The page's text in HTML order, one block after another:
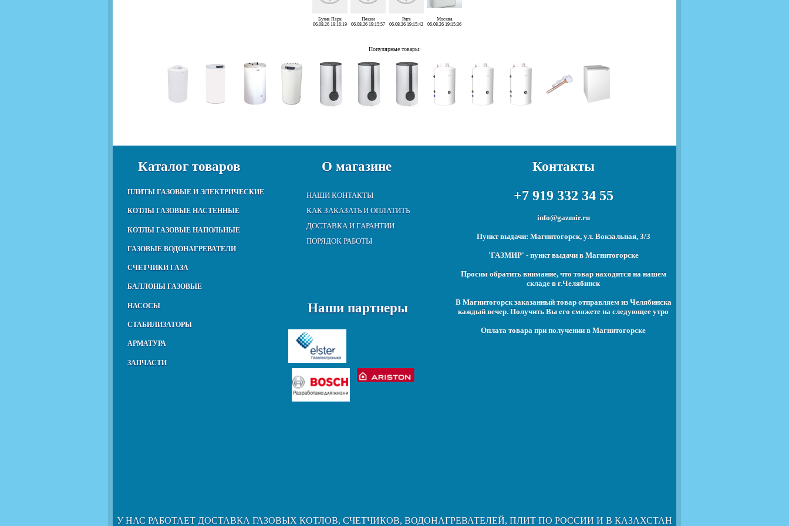
Буэна Парк
06.08.26 19:16:19
Пекин
06.08.26 19:15:57
Рига
06.08.26 19:15:42
Москва
06.08.26 19:15:36
Популярные товары:
Каталог товаров
ПЛИТЫ ГАЗОВЫЕ И ЭЛЕКТРИЧЕСКИЕ
КОТЛЫ ГАЗОВЫЕ НАСТЕННЫЕ
КОТЛЫ ГАЗОВЫЕ НАПОЛЬНЫЕ
ГАЗОВЫЕ ВОДОНАГРЕВАТЕЛИ
СЧЕТЧИКИ ГАЗА
БАЛЛОНЫ ГАЗОВЫЕ
НАСОСЫ
СТАБИЛИЗАТОРЫ
АРМАТУРА
ЗАПЧАСТИ
О магазине
НАШИ КОНТАКТЫ
КАК ЗАКАЗАТЬ И ОПЛАТИТЬ
ДОСТАВКА И ГАРАНТИИ
ПОРЯДОК РАБОТЫ
Наши партнеры
Контакты
+7 919 332 34 55
info@gazmir.ru
Пункт выдачи: Магнитогорск, ул. Вокзальная, 3/3
'ГАЗМИР' - пункт выдачи в Магнитогорске
Просим обратить внимание, что товар находится на нашем
складе в г.Челябинск
В Магнитогорск заказанный товар отправляем из Челябинска
каждый вечер. Получить Вы его сможете на следующее утро
Оплата товара при получении в Магнитогорске
У НАС РАБОТАЕТ ДОСТАВКА ГАЗОВЫХ КОТЛОВ, СЧЕТЧИКОВ, ВОДОНАГРЕВАТЕЛЕЙ, ПЛИТ ПО РОССИИ И В КАЗАХСТАН